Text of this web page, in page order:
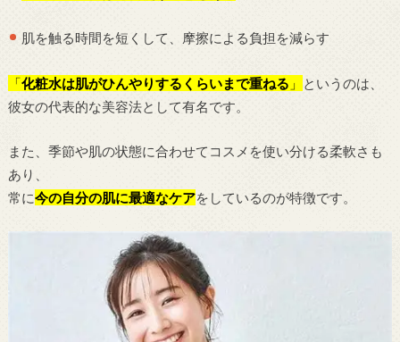
肌を触る時間を短くして、摩擦による負担を減らす
「化粧水は肌がひんやりするくらいまで重ねる 」
というのは、
彼女の代表的な美容法として有名です。
また、季節や肌の状態に合わせてコスメを使い分ける柔軟さも
あり、
常に今の自分の肌に最適なケアをしているのが特徴です。